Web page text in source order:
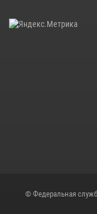
© Федеральная